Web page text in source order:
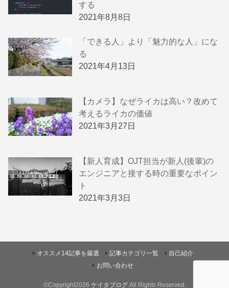
する
2021年8月8日
「できる人」より「魅力的な人」にな
る
2021年4月13日
【カメラ】なぜライカは高い？改めて
考えるライカの価値
2021年3月27日
【新人育成】OJT担当が新人(後輩)の
エンジニアと接する時の重要なポイン
ト
2021年3月3日
オススメ14記事を厳選 記事カテゴリ一覧
自己紹介
お問い合わせ
©Copyright2026 ケイタブログ.All Rights Reserved.